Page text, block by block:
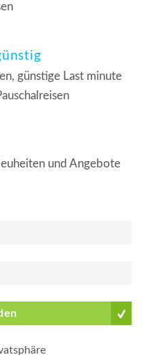
günstige Last minute
und Angebote